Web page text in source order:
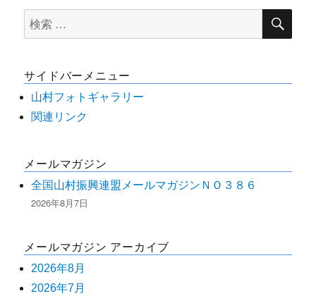
検
索
象:
検
サイドバーメニュー
山村フォトギャラリー
関連リンク
メールマガジン
全国山村振興連盟メールマガジンＮＯ３８６
2026年8月7日
メールマガジン アーカイブ
2026年8月
2026年7月